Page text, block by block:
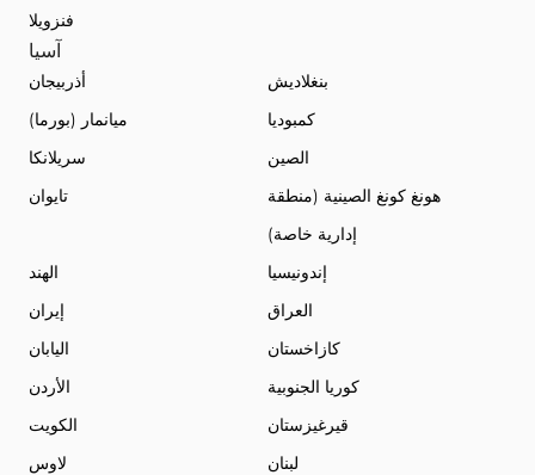
فنزويلا
آسيا
أذربيجان
بنغلاديش
ميانمار (بورما)
كمبوديا
سريلانكا
الصين
تايوان
هونغ كونغ الصينية (منطقة
إدارية خاصة)
الهند
إندونيسيا
إيران
العراق
اليابان
كازاخستان
الأردن
كوريا الجنوبية
الكويت
قيرغيزستان
لاوس
لبنان